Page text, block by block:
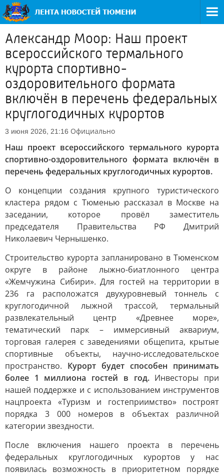
Александр Моор: Наш проект
всероссийского термального
курорта спортивно-
оздоровительного формата
включён в перечень федеральных
круглогодичных курортов
3 июня 2026, 21:16 Официально
Наш проект всероссийского термального курорта
спортивно-оздоровительного формата включён в
перечень федеральных круглогодичных курортов.
О концепции создания крупного туристического
кластера рядом с Тюменью рассказал в Москве на
заседании, которое провёл заместитель
председателя Правительства РФ Дмитрий
Николаевич Чернышенко.
Строительство курорта запланировано в Тюменском
округе в районе лыжно-биатлонного центра
«Жемчужина Сибири». Для гостей на территории в
236 га расположатся двухуровневый тоннель с
круглогодичной лыжной трассой, термальный
развлекательный центр «Древнее море»,
тематический парк – иммерсивный аквариум,
торговая галерея с заведениями общепита, крытые
спортивные объекты, научно-исследовательское
пространство. Курорт будет способен принимать
более 1 миллиона гостей в год. Инвесторы при
нашей поддержке и с использованием инструментов
нацпроекта «Туризм и гостеприимство» построят
порядка 3 000 номеров в объектах различной
категории звездности.
После включения нашего проекта в перечень
федеральных круглогодичных курортов у нас
появилась возможность в приоритетном порядке